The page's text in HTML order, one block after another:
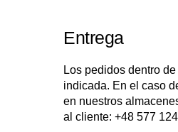
Entrega
Los pedidos dentro
indicada. En el caso
en nuestros
al cliente: +48 577